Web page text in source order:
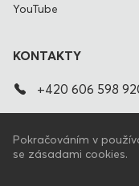
YouTube
KONTAKTY
+420 606 598
Pokračováním v
se zásadami cookies.